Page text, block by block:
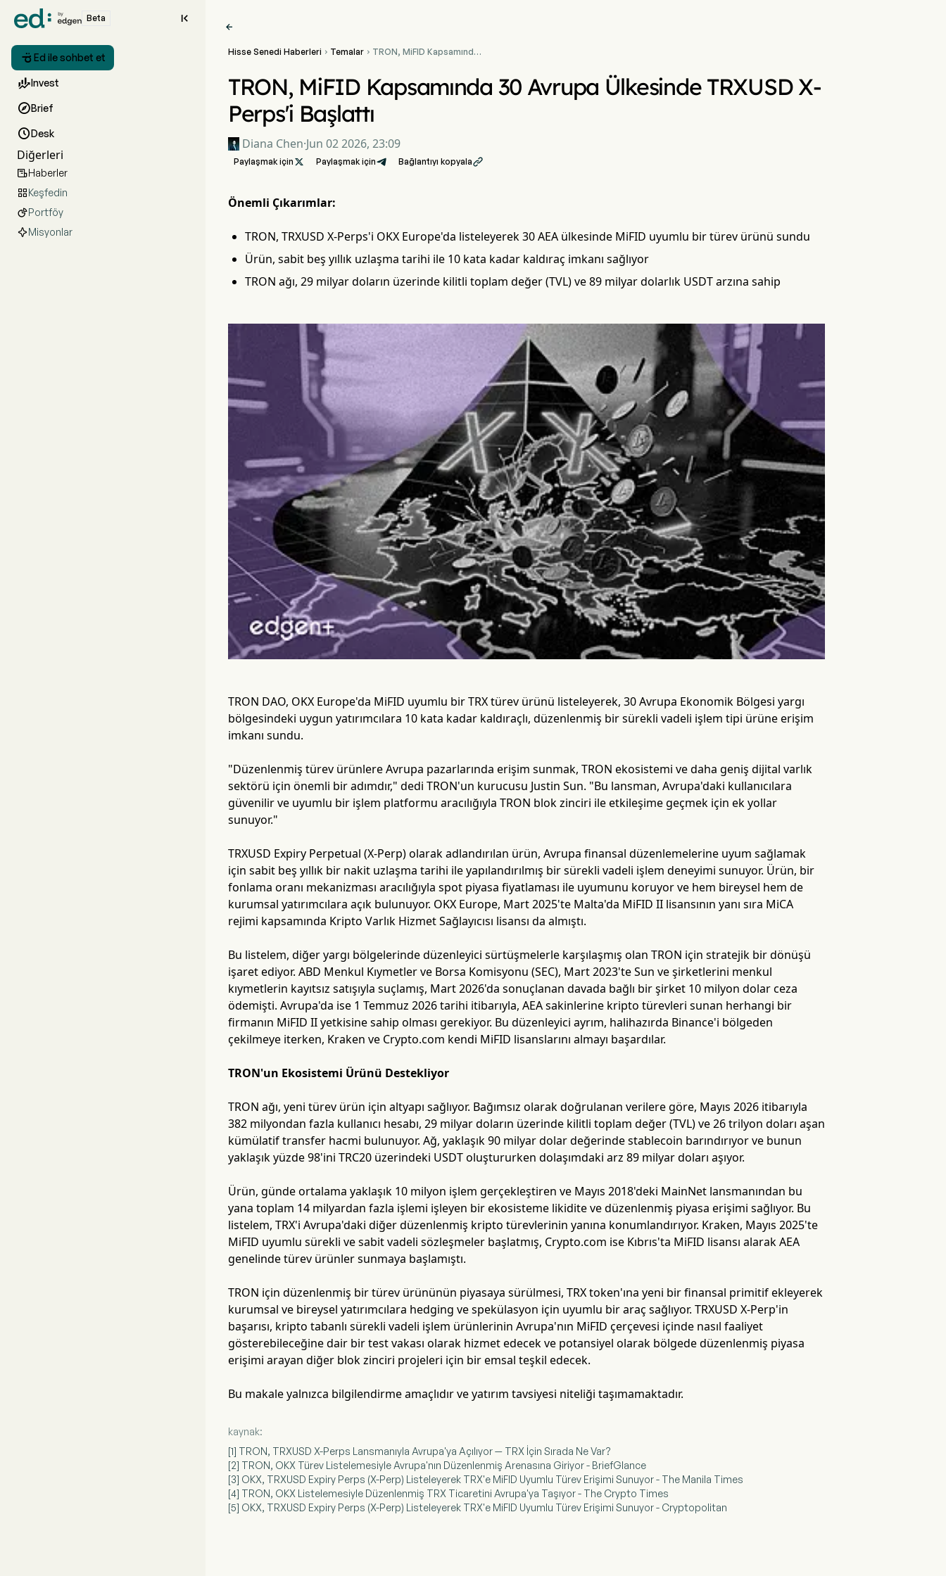
Beta 
 Ed ile sohbet et
Invest
Brief
Desk
Diğerleri
Haberler
Keşfedin
Portföy
Misyonlar

Hisse Senedi Haberleri  Temalar  TRON, MiFID Kapsamında
TRON, MiFID Kapsamında 30 Avrupa Ülkesinde TRXUSD X-
Perps'i Başlattı
Diana Chen·Jun 02 2026, 23:09
Paylaşmak için  Paylaşmak için Bağlantıyı kopyala
Önemli Çıkarımlar:
TRON, TRXUSD X-Perps'i OKX Europe'da listeleyerek 30 AEA ülkesinde MiFID uyumlu bir türev ürünü sundu
Ürün, sabit beş yıllık uzlaşma tarihi ile 10 kata kadar kaldıraç imkanı sağlıyor
TRON ağı, 29 milyar doların üzerinde kilitli toplam değer (TVL) ve 89 milyar dolarlık USDT arzına sahip
TRON DAO, OKX Europe'da MiFID uyumlu bir TRX türev ürünü listeleyerek, 30 Avrupa Ekonomik Bölgesi yargı
bölgesindeki uygun yatırımcılara 10 kata kadar kaldıraçlı, düzenlenmiş bir sürekli vadeli işlem tipi ürüne erişim
imkanı sundu.
"Düzenlenmiş türev ürünlere Avrupa pazarlarında erişim sunmak, TRON ekosistemi ve daha geniş dijital varlık
sektörü için önemli bir adımdır," dedi TRON'un kurucusu Justin Sun. "Bu lansman, Avrupa'daki kullanıcılara
güvenilir ve uyumlu bir işlem platformu aracılığıyla TRON blok zinciri ile etkileşime geçmek için ek yollar
sunuyor."
TRXUSD Expiry Perpetual (X-Perp) olarak adlandırılan ürün, Avrupa finansal düzenlemelerine uyum sağlamak
için sabit beş yıllık bir nakit uzlaşma tarihi ile yapılandırılmış bir sürekli vadeli işlem deneyimi sunuyor. Ürün, bir
fonlama oranı mekanizması aracılığıyla spot piyasa fiyatlaması ile uyumunu koruyor ve hem bireysel hem de
kurumsal yatırımcılara açık bulunuyor. OKX Europe, Mart 2025'te Malta'da MiFID II lisansının yanı sıra MiCA
rejimi kapsamında Kripto Varlık Hizmet Sağlayıcısı lisansı da almıştı.
Bu listelem, diğer yargı bölgelerinde düzenleyici sürtüşmelerle karşılaşmış olan TRON için stratejik bir dönüşü
işaret ediyor. ABD Menkul Kıymetler ve Borsa Komisyonu (SEC), Mart 2023'te Sun ve şirketlerini menkul
kıymetlerin kayıtsız satışıyla suçlamış, Mart 2026'da sonuçlanan davada bağlı bir şirket 10 milyon dolar ceza
ödemişti. Avrupa'da ise 1 Temmuz 2026 tarihi itibarıyla, AEA sakinlerine kripto türevleri sunan herhangi bir
firmanın MiFID II yetkisine sahip olması gerekiyor. Bu düzenleyici ayrım, halihazırda Binance'i bölgeden
çekilmeye iterken, Kraken ve Crypto.com kendi MiFID lisanslarını almayı başardılar.
TRON'un Ekosistemi Ürünü Destekliyor
TRON ağı, yeni türev ürün için altyapı sağlıyor. Bağımsız olarak doğrulanan verilere göre, Mayıs 2026 itibarıyla
382 milyondan fazla kullanıcı hesabı, 29 milyar doların üzerinde kilitli toplam değer (TVL) ve 26 trilyon doları aşan
kümülatif transfer hacmi bulunuyor. Ağ, yaklaşık 90 milyar dolar değerinde stablecoin barındırıyor ve bunun
yaklaşık yüzde 98'ini TRC20 üzerindeki USDT oluştururken dolaşımdaki arz 89 milyar doları aşıyor.
Ürün, günde ortalama yaklaşık 10 milyon işlem gerçekleştiren ve Mayıs 2018'deki MainNet lansmanından bu
yana toplam 14 milyardan fazla işlemi işleyen bir ekosisteme likidite ve düzenlenmiş piyasa erişimi sağlıyor. Bu
listelem, TRX'i Avrupa'daki diğer düzenlenmiş kripto türevlerinin yanına konumlandırıyor. Kraken, Mayıs 2025'te
MiFID uyumlu sürekli ve sabit vadeli sözleşmeler başlatmış, Crypto.com ise Kıbrıs'ta MiFID lisansı alarak AEA
genelinde türev ürünler sunmaya başlamıştı.
TRON için düzenlenmiş bir türev ürününün piyasaya sürülmesi, TRX token'ına yeni bir finansal primitif ekleyerek
kurumsal ve bireysel yatırımcılara hedging ve spekülasyon için uyumlu bir araç sağlıyor. TRXUSD X-Perp'in
başarısı, kripto tabanlı sürekli vadeli işlem ürünlerinin Avrupa'nın MiFID çerçevesi içinde nasıl faaliyet
gösterebileceğine dair bir test vakası olarak hizmet edecek ve potansiyel olarak bölgede düzenlenmiş piyasa
erişimi arayan diğer blok zinciri projeleri için bir emsal teşkil edecek.
Bu makale yalnızca bilgilendirme amaçlıdır ve yatırım tavsiyesi niteliği taşımamaktadır.
kaynak:
[1] TRON, TRXUSD X-Perps Lansmanıyla Avrupa'ya Açılıyor — TRX İçin Sırada Ne Var?
[2] TRON, OKX Türev Listelemesiyle Avrupa'nın Düzenlenmiş Arenasına Giriyor - BriefGlance
[3] OKX, TRXUSD Expiry Perps (X-Perp) Listeleyerek TRX'e MiFID Uyumlu Türev Erişimi Sunuyor - The Manila Times
[4] TRON, OKX Listelemesiyle Düzenlenmiş TRX Ticaretini Avrupa'ya Taşıyor - The Crypto Times
[5] OKX, TRXUSD Expiry Perps (X-Perp) Listeleyerek TRX'e MiFID Uyumlu Türev Erişimi Sunuyor - Cryptopolitan